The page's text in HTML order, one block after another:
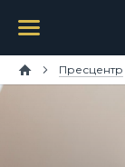
Пресцентр